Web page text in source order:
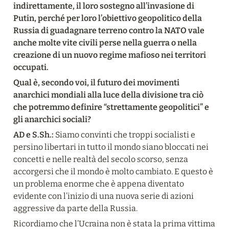
indirettamente, il loro sostegno all’invasione di
Putin, perché per loro l’obiettivo geopolitico della
Russia di guadagnare terreno contro la NATO vale
anche molte vite civili perse nella guerra o nella
creazione di un nuovo regime mafioso nei territori
occupati.
Qual è, secondo voi, il futuro dei movimenti
anarchici mondiali alla luce della divisione tra ciò
che potremmo definire “strettamente geopolitici” e
gli anarchici sociali?
AD e S.Sh.: Siamo convinti che troppi socialisti e
persino libertari in tutto il mondo siano bloccati nei
concetti e nelle realtà del secolo scorso, senza
accorgersi che il mondo è molto cambiato. E questo è
un problema enorme che è appena diventato
evidente con l’inizio di una nuova serie di azioni
aggressive da parte della Russia.
Ricordiamo che l’Ucraina non è stata la prima vittima